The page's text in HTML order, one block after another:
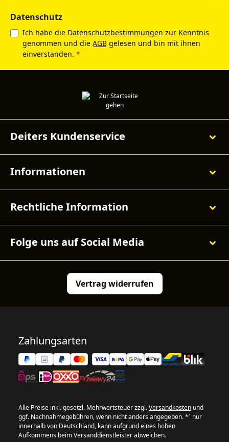
Datenschutz
Ich habe die Datenschutzbestimmungen zur Kenntnis
genommen und die AGB gelesen und bin mit ihnen
einverstanden. *
Deiters Kundenservice
Informationen
Rechtliche Information
Folge uns auf Social Media
Vertrag widerrufen
Zahlungsarten
Alle Preise inkl. gesetzl. Mehrwertsteuer zzgl.Versandkosten und
ggf. Nachnahmegebühren, wenn nicht anders angegeben. *¹ nur
innerhalb von Deutschland, kann aufgrund eines hohen
Aufkommens beim Versanddienstleister abweichen.